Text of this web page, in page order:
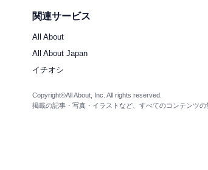
関連サービス
All About
All About Japan
イチオシ
Copyright©All About, Inc. All rights reserved.
掲載の記事・写真・イラストなど、すべてのコンテンツの